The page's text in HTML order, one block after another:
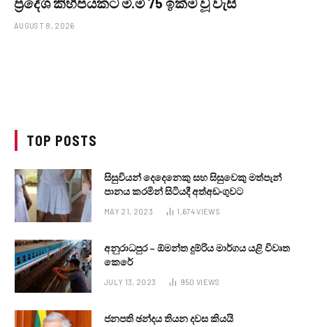
AUGUST 8, 2026
TOP POSTS
සිසුවියන් දෙදෙනෙකු සහ සිසුවෙකු මත්පැන්
පානය කරමින් සිටියදී අත්අඩංගුවට
MAY 21, 2023 1,674VIEWS
අනුරාධපුර – ඕමන්ත දුම්රිය මාර්ගය යළි විවෘත
කෙරේ
JULY 13, 2023 950 VIEWS
ජනපති ඡන්දය තියන දවස කියයි